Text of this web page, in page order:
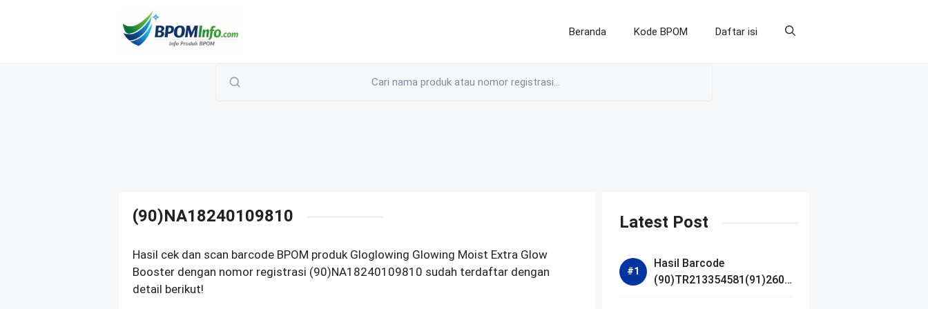
Beranda Kode BPOM Daftar isi
(90)NA18240109810
Hasil cek dan scan barcode BPOM produk Gloglowing Glowing Moist Extra Glow
Booster dengan nomor registrasi (90)NA18240109810 sudah terdaftar dengan
detail berikut!
Latest Post
Hasil Barcode
(90)TR213354581(91)2607